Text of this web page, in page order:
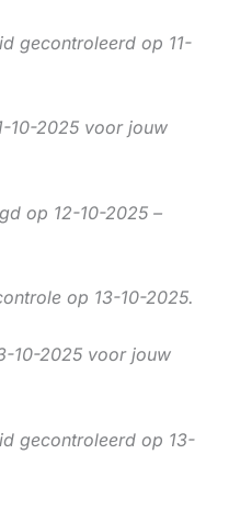
gecontroleerd op 11-
10-2025 voor jouw
op 12-10-2025 –
op 13-10-2025.
10-2025 voor jouw
gecontroleerd op 13-